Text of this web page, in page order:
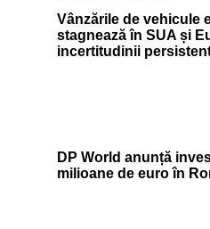
Vânzările de vehicule
stagnează în SUA și
incertitudinii
DP World anunță
milioane de euro în